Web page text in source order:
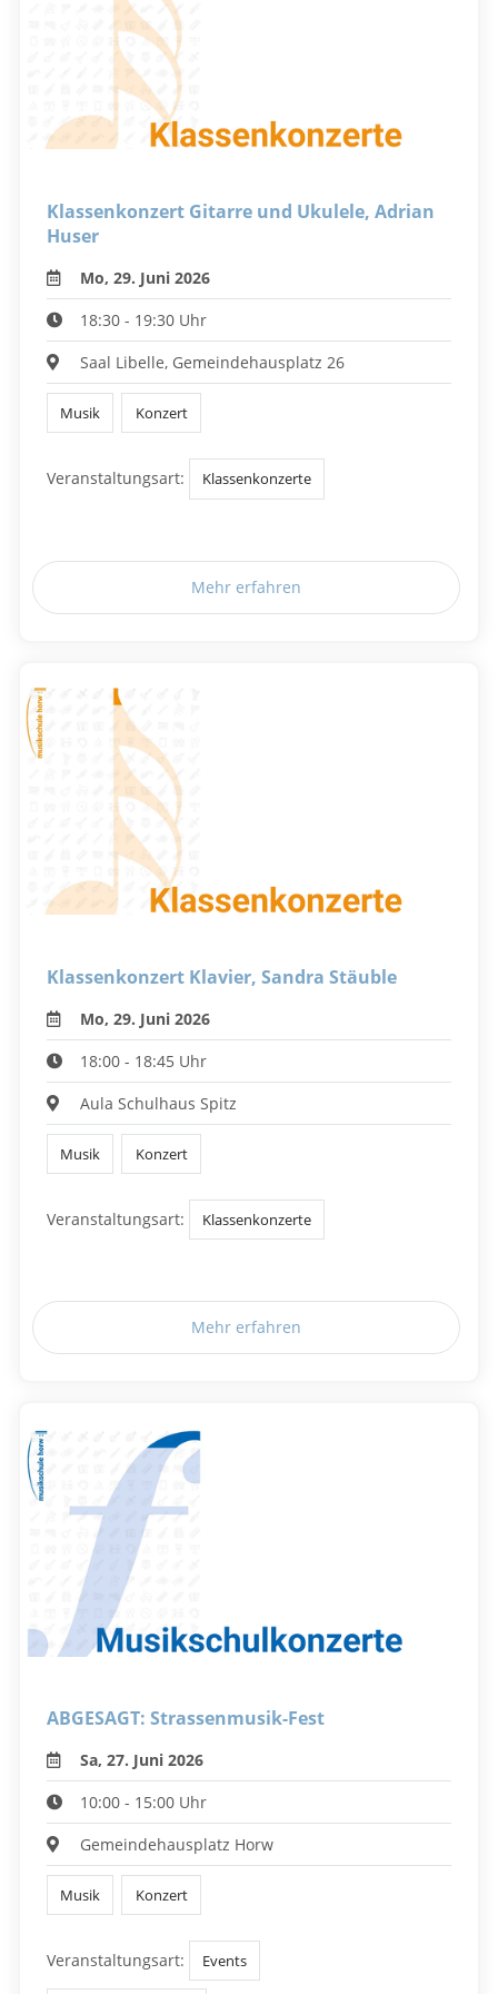
Klassenkonzert Gitarre und Ukulele, Adrian
Huser
Mo, 29. Juni 2026
18:30 - 19:30 Uhr
Saal Libelle, Gemeindehausplatz 26
Musik Konzert
Veranstaltungsart: Klassenkonzerte
Mehr erfahren
Klassenkonzert Klavier, Sandra Stäuble
Mo, 29. Juni 2026
18:00 - 18:45 Uhr
Aula Schulhaus Spitz
Musik Konzert
Veranstaltungsart: Klassenkonzerte
Mehr erfahren
ABGESAGT: Strassenmusik-Fest
Sa, 27. Juni 2026
10:00 - 15:00 Uhr
Gemeindehausplatz Horw
Musik Konzert
Veranstaltungsart: Events